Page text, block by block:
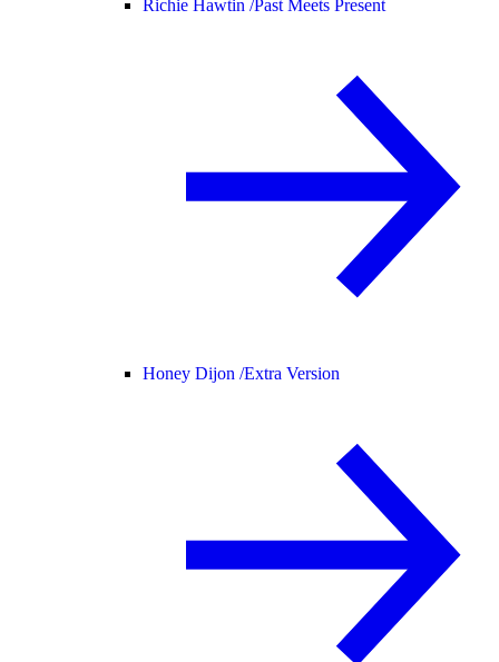
Richie Hawtin /Past Meets Present
Honey Dijon /Extra Version